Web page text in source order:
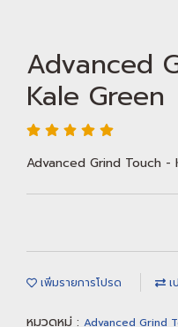
Advanced
Kale Green
Advanced Grind Touch -
เพิ่มรายการโปรด เ
หมวดหมู่ : Advanced Grind